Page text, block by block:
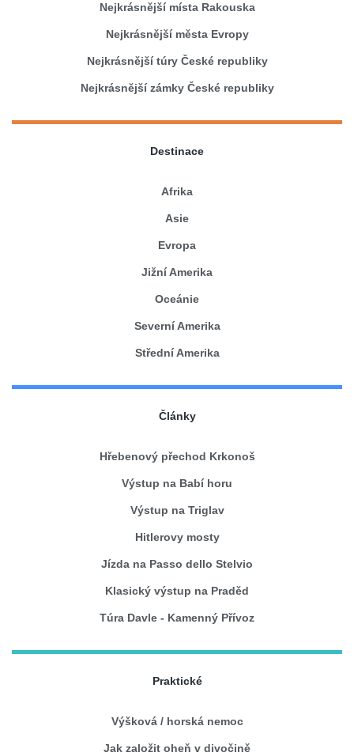
Nejkrásnější místa Rakouska
Nejkrásnější města Evropy
Nejkrásnější túry České republiky
Nejkrásnější zámky České republiky
Destinace
Afrika
Asie
Evropa
Jižní Amerika
Oceánie
Severní Amerika
Střední Amerika
Články
Hřebenový přechod Krkonoš
Výstup na Babí horu
Výstup na Triglav
Hitlerovy mosty
Jízda na Passo dello Stelvio
Klasický výstup na Praděd
Túra Davle - Kamenný Přívoz
Praktické
Výšková / horská nemoc
Jak založit oheň v divočině